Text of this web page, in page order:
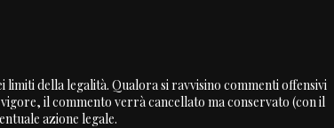
della legalità. Qualora si ravvisino commenti offensivi
il commento verrà cancellato ma conservato (con il
azione legale.